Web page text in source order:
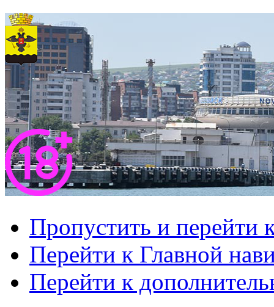
Пропустить и перейти
Перейти к Главной
Перейти к